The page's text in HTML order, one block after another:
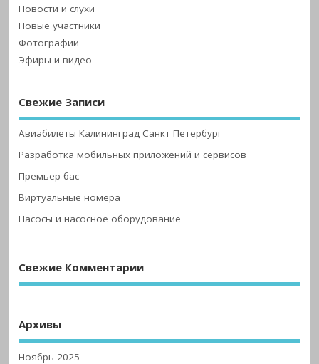
Новости и слухи
Новые участники
Фотографии
Эфиры и видео
Свежие Записи
Авиабилеты Калининград Санкт Петербург
Разработка мобильных приложений и сервисов
Премьер-бас
Виртуальные номера
Насосы и насосное оборудование
Свежие Комментарии
Архивы
Ноябрь 2025